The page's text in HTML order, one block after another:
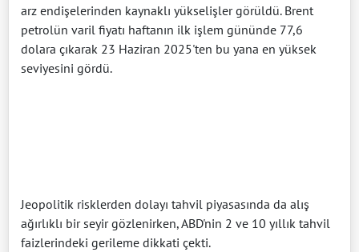
arz endişelerinden kaynaklı yükselişler görüldü. Brent
petrolün varil fiyatı haftanın ilk işlem gününde 77,6
dolara çıkarak 23 Haziran 2025'ten bu yana en yüksek
seviyesini gördü.
Jeopolitik risklerden dolayı tahvil piyasasında da alış
ağırlıklı bir seyir gözlenirken, ABD'nin 2 ve 10 yıllık tahvil
faizlerindeki gerileme dikkati çekti.